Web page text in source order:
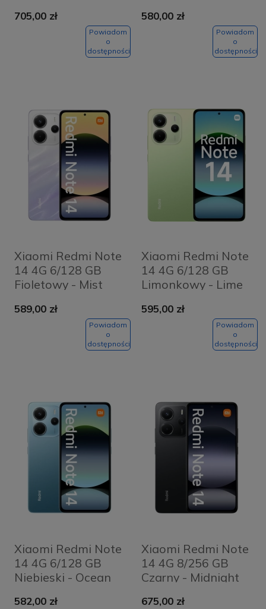
705,00 zł
Powiadom
o
dostępności
580,00 zł
Powiadom
o
dostępności
Xiaomi Redmi Note
14 4G 6/128 GB
Fioletowy - Mist
589,00 zł
Powiadom
o
dostępności
Xiaomi Redmi Note
14 4G 6/128 GB
Limonkowy - Lime
595,00 zł
Powiadom
o
dostępności
Xiaomi Redmi Note
14 4G 6/128 GB
Niebieski - Ocean
582,00 zł
Xiaomi Redmi Note
14 4G 8/256 GB
Czarny - Midnight
675,00 zł